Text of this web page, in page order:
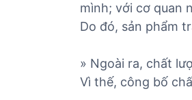
mình; với cơ quan
Do đó, sản phẩm
» Ngoài ra, chất
Vì thế, công bố